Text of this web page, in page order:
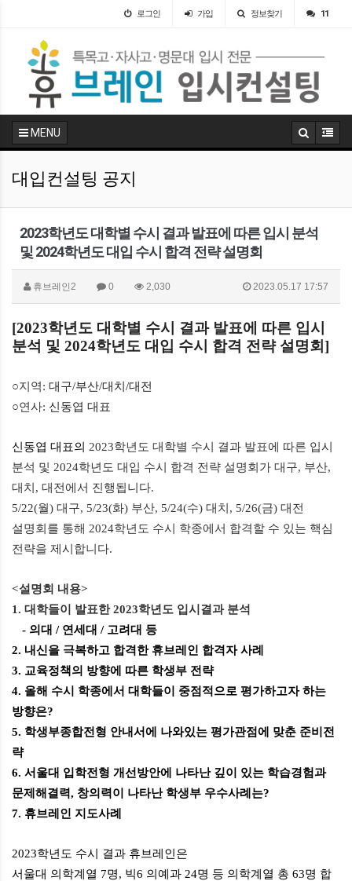
로그인 가입 정보찾기 11
MENU
대입컨설팅 공지
2023학년도 대학별 수시 결과 발표에 따른 입시 분석
및 2024학년도 대입 수시 합격 전략 설명회
휴브레인2 0 2,030 2023.05.17 17:57
[2023학년도 대학별 수시 결과 발표에 따른 입시
분석 및 2024학년도 대입 수시 합격 전략 설명회]
○지역: 대구/부산/대치 /대전
○연사: 신동엽 대표
신동엽 대표의 2023학년도 대학별 수시 결과 발표에 따른 입시
분석 및 2024학년도 대입 수시 합격 전략 설명회가 대구, 부산,
대치 , 대전에서 진행됩니다.
5/22(월) 대구, 5/23(화) 부산, 5/24(수) 대치 , 5/26(금) 대전
설명회를 통해 2024학년도 수시 학종에서 합격할 수 있는 핵심
전략을 제시합니다.
<설명회 내용>
1. 대학들이 발표한2023학년도 입시결과 분석
- 의대 / 연세대 / 고려대 등
2. 내신을 극복하고 합격한 휴브레인 합격자 사례
3. 교육정책의 방향에 따른 학생부 전략
4. 올해 수시 학종에서 대학들이 중점적으로 평가하고자 하는
방향은?
5. 학생부종합전형 안내서에 나와있는 평가관점에 맞춘 준비전
략
6. 서울대 입학전형 개선방안에 나타난 깊이 있는 학습경험과
문제해결력, 창의력이 나타난 학생부 우수사례는?
7. 휴브레인 지도사례
2023학년도 수시 결과 휴브레인은
서울대 의학계열 7명, 빅6 의예과 24명 등 의학계열 총 63명 합